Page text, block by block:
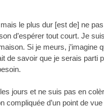
le plus dur [est de] ne
d’espérer tout court. Je
Si je meurs, j’imagine
de savoir que je serais parti
jours et ne suis pas en
compliquée d’un point de